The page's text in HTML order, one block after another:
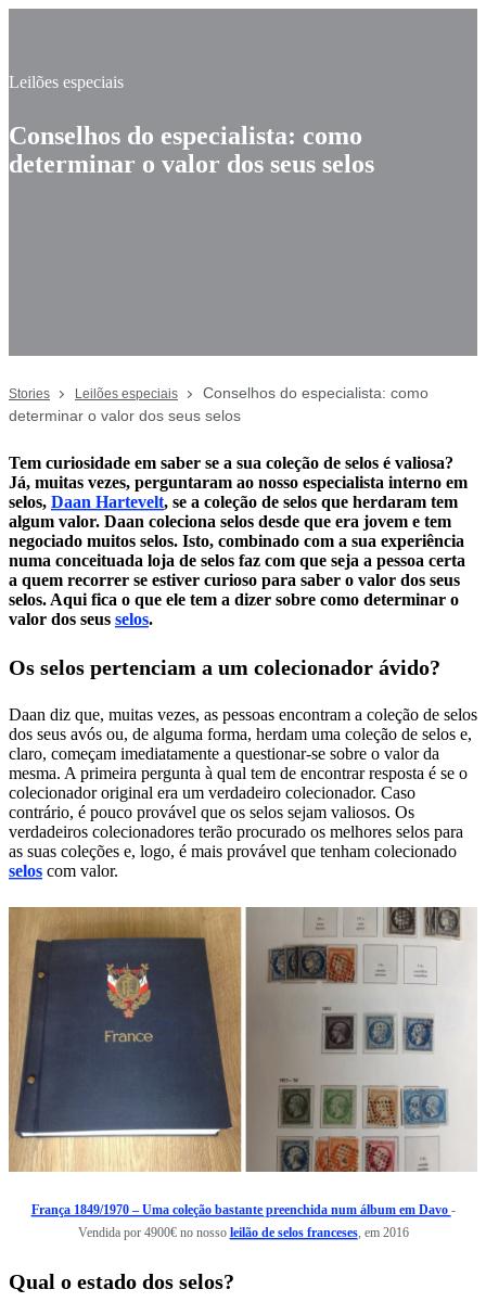
Leilões especiais
Conselhos do especialista: como
determinar o valor dos seus selos
Stories Leilões especiais
Conselhos do especialista: como
determinar o valor dos seus selos
Tem curiosidade em saber se a sua coleção de selos é valiosa?
Já, muitas vezes, perguntaram ao nosso especialista interno em
selos, Daan Hartevelt, se a coleção de selos que herdaram tem
algum valor. Daan coleciona selos desde que era jovem e tem
negociado muitos selos. Isto, combinado com a sua experiência
numa conceituada loja de selos faz com que seja a pessoa certa
a quem recorrer se estiver curioso para saber o valor dos seus
selos. Aqui fica o que ele tem a dizer sobre como determinar o
valor dos seus selos.
Os selos pertenciam a um colecionador ávido?
Daan diz que, muitas vezes, as pessoas encontram a coleção de selos
dos seus avós ou, de alguma forma, herdam uma coleção de selos e,
claro, começam imediatamente a questionar-se sobre o valor da
mesma. A primeira pergunta à qual tem de encontrar resposta é se o
colecionador original era um verdadeiro colecionador. Caso
contrário, é pouco provável que os selos sejam valiosos. Os
verdadeiros colecionadores terão procurado os melhores selos para
as suas coleções e, logo, é mais provável que tenham colecionado
selos com valor.
França 1849/1970 – Uma coleção bastante preenchida num álbum em Davo -
Vendida por 4900€ no nosso leilão de selos franceses, em 2016
Qual o estado dos selos?